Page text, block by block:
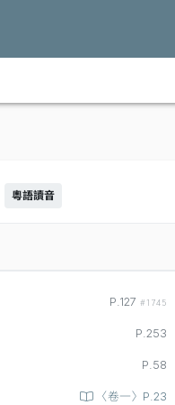
粵語讀音
P.127 #1745
P.253
P.58
〈卷一〉P.23